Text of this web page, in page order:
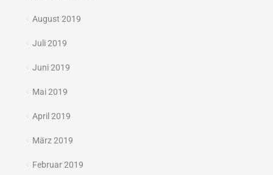
August 2019
Juli 2019
Juni 2019
Mai 2019
April 2019
März 2019
Februar 2019